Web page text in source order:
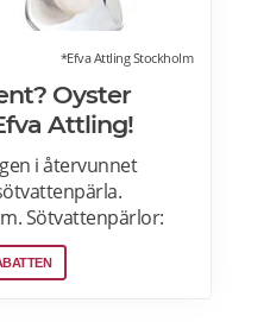
*Efva Attling Stockholm
Oyster
Attling!
i återvunnet
Sötvattenpärlor:
från havet! Hos Efva
i sterling silver